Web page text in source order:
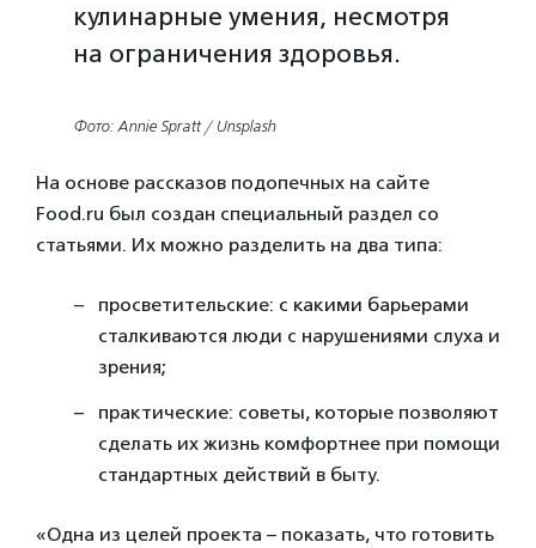
кулинарные умения, несмотря
на ограничения здоровья.
Фото: Annie Spratt / Unsplash
На основе рассказов подопечных на сайте
Food.ru был создан специальный раздел со
статьями. Их можно разделить на два типа:
просветительские: с какими барьерами
сталкиваются люди с нарушениями слуха и
зрения;
практические: советы, которые позволяют
сделать их жизнь комфортнее при помощи
стандартных действий в быту.
«Одна из целей проекта – показать, что готовить